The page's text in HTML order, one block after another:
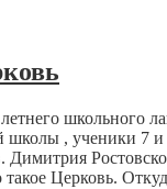
школьного
школы , ученики 7 и
Димитрия
Церковь.